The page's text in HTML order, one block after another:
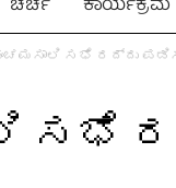
ಚರ್ಚೆ ಕಾರ್ಯಕ್ರಮ
ಸಭೆ ರದ್ದು
ಸಭೆ